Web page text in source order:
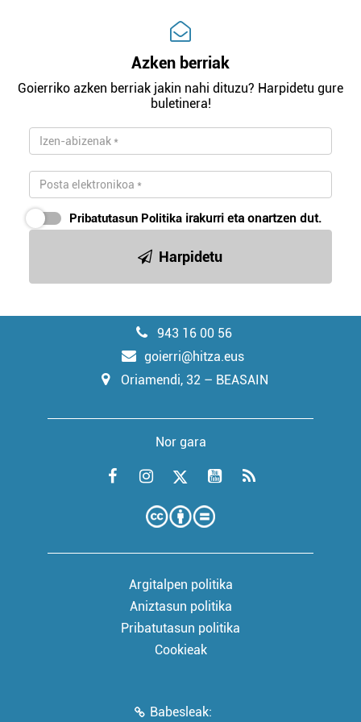
Azken berriak
Goierriko azken berriak jakin nahi dituzu? Harpidetu gure
buletinera!
Pribatutasun Politika irakurri eta onartzen dut.
Harpidetu
943 16 00 56
goierri@hitza.eus
Oriamendi, 32 – BEASAIN
Nor gara
Argitalpen politika
Aniztasun politika
Pribatutasun politika
Cookieak
Babesleak: